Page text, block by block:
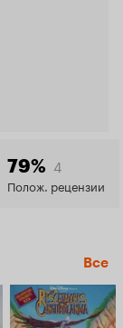
79% 4
Полож. рецензии
Все